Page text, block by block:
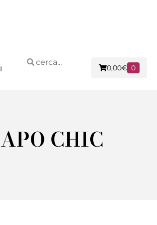
0,00€ 0
CHIC